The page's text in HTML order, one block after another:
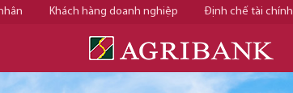
Khách hàng doanh nghiệp Định chế tài chính